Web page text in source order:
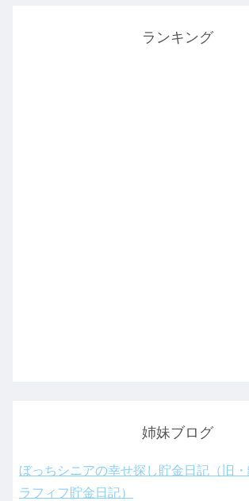
ランキング
姉妹ブログ
ぼっちシニアの幸せ探し貯金日記（旧
ラフィフ貯金日記）